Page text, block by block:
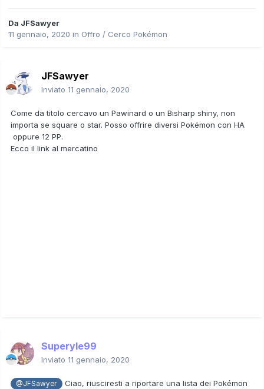
Da JFSawyer
11 gennaio, 2020 in Offro / Cerco Pokémon
JFSawyer
Inviato 11 gennaio, 2020
Come da titolo cercavo un Pawinard o un Bisharp shiny, non
importa se square o star. Posso offrire diversi Pokémon con HA
oppure 12 PP.
Ecco il link al mercatino
Superyle99
Inviato 11 gennaio, 2020
@JFSawyer
Ciao, riusciresti a riportare una lista dei Pokémon